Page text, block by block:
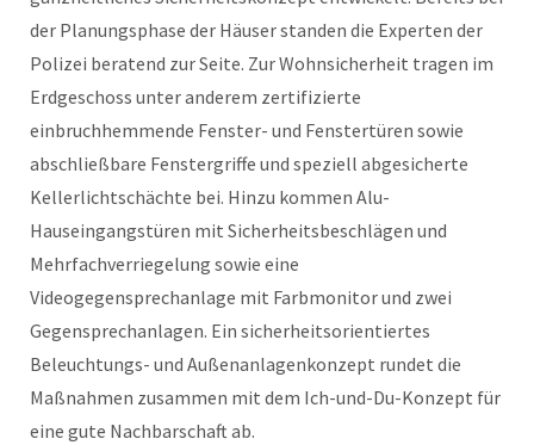
der Planungsphase der Häuser standen die Experten der
Polizei beratend zur Seite. Zur Wohnsicherheit tragen im
Erdgeschoss unter anderem zertifizierte
einbruchhemmende Fenster- und Fenstertüren sowie
abschließbare Fenstergriffe und speziell abgesicherte
Kellerlichtschächte bei. Hinzu kommen Alu-
Hauseingangstüren mit Sicherheitsbeschlägen und
Mehrfachverriegelung sowie eine
Videogegensprechanlage mit Farbmonitor und zwei
Gegensprechanlagen. Ein sicherheitsorientiertes
Beleuchtungs- und Außenanlagenkonzept rundet die
Maßnahmen zusammen mit dem Ich-und-Du-Konzept für
eine gute Nachbarschaft ab.